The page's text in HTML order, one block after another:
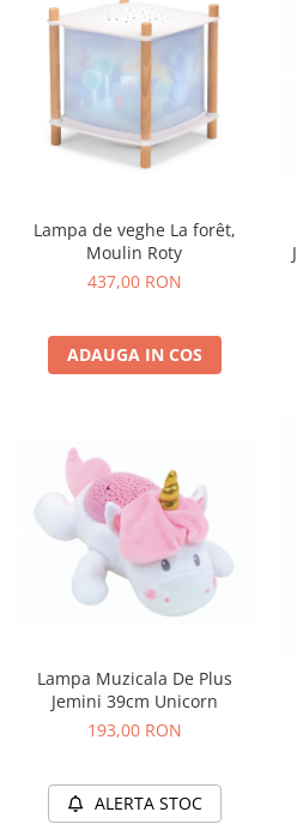
Lampa de veghe La forêt,
Moulin Roty
437,00 RON
ADAUGA IN COS
Lampa Muzicala De Plus
Jemini 39cm Unicorn
193,00 RON
ALERTA STOC